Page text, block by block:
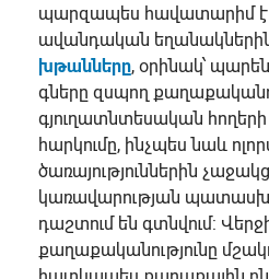
պարզապես հավատարիմ է
ավանդական
խթանները, օրինակ՝
գները զսպող
գյուղատնտեսական
հարկումը, ինչպես նաև
ծառայություններին
կառավարության
դաշտում են գտնվում:
քաղաքականությունը